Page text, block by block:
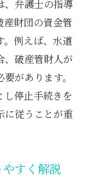
、弁護士の指導
産財団の資金管
。例えば、水道
、破産管財人が
があります。
し停止手続きを
に従うことが重
すく解説